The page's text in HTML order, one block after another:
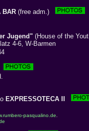
BAR (free adm.)
Jugend" (House of the
4-6, W-Barmen
EXPRESSOTECA II
pasqualino.de